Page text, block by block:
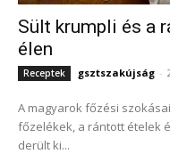
Sült krumpli és a
élen
Receptek gsztszakújság -
A magyarok főzési
főzelékek, a rántott ételek
derült ki...